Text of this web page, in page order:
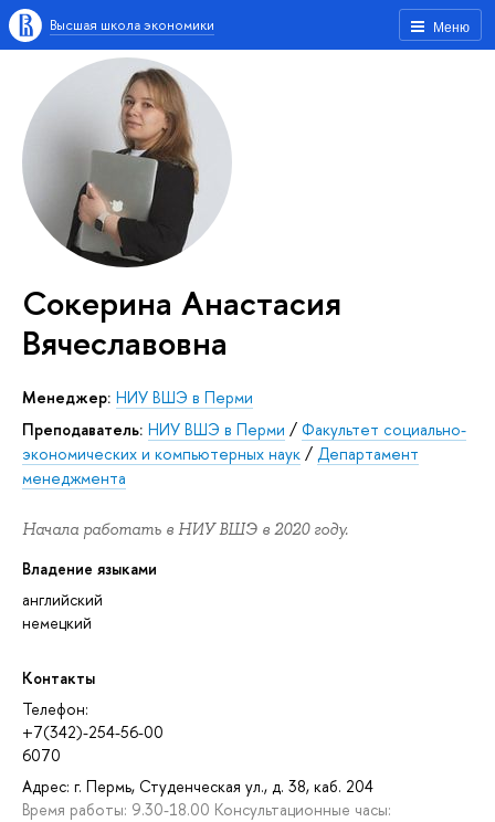
Меню
Высшая школа экономики
Сокерина Анастасия
Вячеславовна
Менеджер: НИУ ВШЭ в Перми
Преподаватель: НИУ ВШЭ в Перми / Факультет социально-
экономических и компьютерных наук / Департамент
менеджмента
Начала работать в НИУ ВШЭ в 2020 году.
Владение языками
английский
немецкий
Контакты
Телефон:
+7(342)-254-56-00
6070
Адрес: г. Пермь, Студенческая ул., д. 38, каб. 204
Время работы: 9.30-18.00 Консультационные часы: